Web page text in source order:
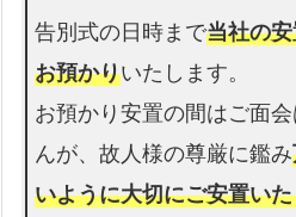
介護施
警察署
expand_more警察署へ
告別式の日時まで当社の
お預かりいたします。
お預かり安置の間はご面
んが、故人様の尊厳に鑑み
いように大切にご安置い